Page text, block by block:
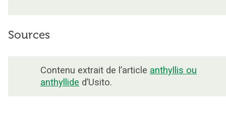
Sources
Contenu extrait de l’article anthyllis ou
anthyllide d’Usito.